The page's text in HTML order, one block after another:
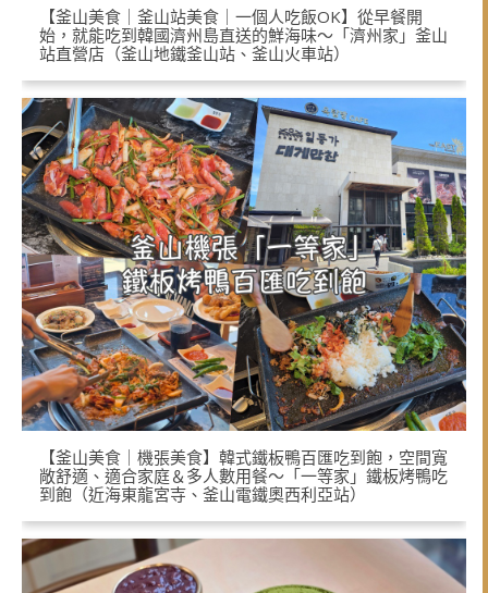
【釜山美食｜釜山站美食｜一個人吃飯OK】從早餐開
始，就能吃到韓國濟州島直送的鮮海味～「濟州家」釜山
站直營店（釜山地鐵釜山站、釜山火車站）
【釜山美食｜機張美食】韓式鐵板鴨百匯吃到飽，空間寬
敞舒適、適合家庭＆多人數用餐～「一等家」鐵板烤鴨吃
到飽（近海東龍宮寺、釜山電鐵奧西利亞站）